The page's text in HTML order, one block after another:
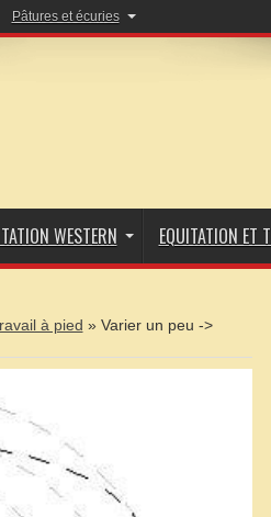
Pâtures et écuries
WESTERN EQUITATION ET
à pied » Varier un peu ->